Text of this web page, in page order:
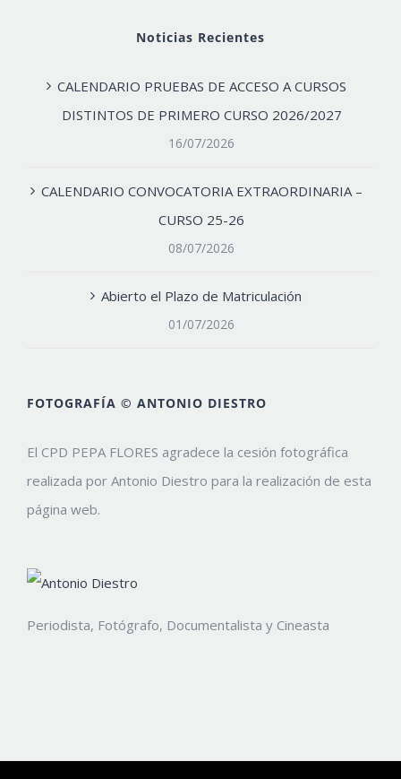
Noticias Recientes
CALENDARIO PRUEBAS DE ACCESO A CURSOS
DISTINTOS DE PRIMERO CURSO 2026/2027
16/07/2026
CALENDARIO CONVOCATORIA EXTRAORDINARIA –
CURSO 25-26
08/07/2026
Abierto el Plazo de Matriculación
01/07/2026
FOTOGRAFÍA © ANTONIO DIESTRO
El CPD PEPA FLORES agradece la cesión fotográfica
realizada por Antonio Diestro para la realización de esta
página web.
Periodista, Fotógrafo, Documentalista y Cineasta